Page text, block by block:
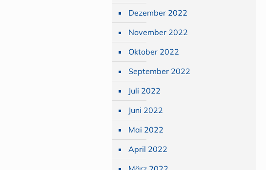
Dezember 2022
November 2022
Oktober 2022
September 2022
Juli 2022
Juni 2022
Mai 2022
April 2022